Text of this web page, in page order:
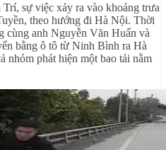
sự việc xảy ra vào khoảng trưa
theo hướng đi Hà Nội. Thời
cùng anh Nguyễn Văn Huấn và
bằng ô tô từ Ninh Bình ra Hà
nhóm phát hiện một bao tải nằm